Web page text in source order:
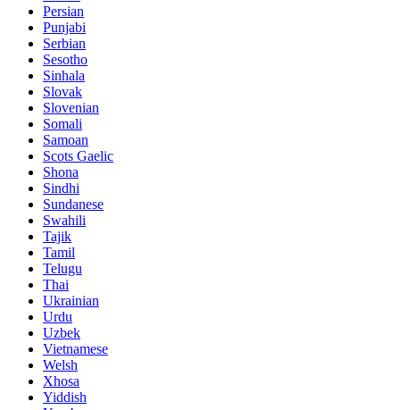
Persian
Punjabi
Serbian
Sesotho
Sinhala
Slovak
Slovenian
Somali
Samoan
Scots Gaelic
Shona
Sindhi
Sundanese
Swahili
Tajik
Tamil
Telugu
Thai
Ukrainian
Urdu
Uzbek
Vietnamese
Welsh
Xhosa
Yiddish